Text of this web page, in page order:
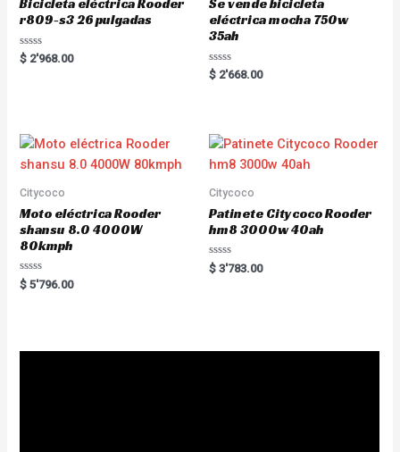
Bicicleta eléctrica Rooder
r809-s3 26 pulgadas
R
a
u
t
f
$ 2'968.00
Se vende bicicleta
eléctrica mocha 750w
35ah
R
a
o
u
t
o
5
$ 2'668.00
Citycoco
Moto eléctrica Rooder
shansu 8.0 4000W
80kmph
R
a
$ 5'796.00
Citycoco
Patinete Citycoco Rooder
hm8 3000w 40ah
R
a
t
$ 3'783.00